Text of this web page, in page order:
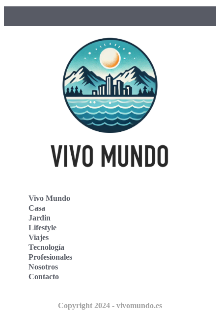
Vivo Mundo
Casa
Jardin
Lifestyle
Viajes
Tecnología
Profesionales
Nosotros
Contacto
Copyright 2024 - vivomundo.es